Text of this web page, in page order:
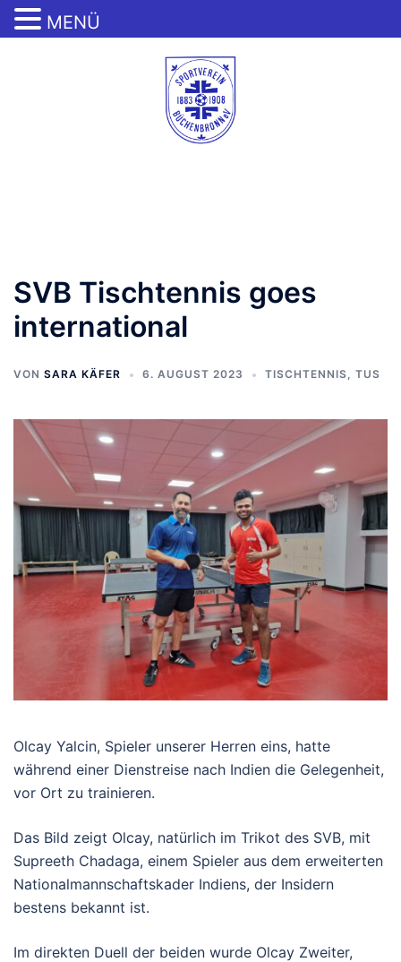
SVB Tischtennis goes
international
VON SARA KÄFER 6. AUGUST 2023 TISCHTENNIS, TUS
Olcay Yalcin, Spieler unserer Herren eins, hatte
während einer Dienstreise nach Indien die Gelegenheit,
vor Ort zu trainieren.
Das Bild zeigt Olcay, natürlich im Trikot des SVB, mit
Supreeth Chadaga, einem Spieler aus dem erweiterten
Nationalmannschaftskader Indiens, der Insidern
bestens bekannt ist.
Im direkten Duell der beiden wurde Olcay Zweiter,
MENÜ